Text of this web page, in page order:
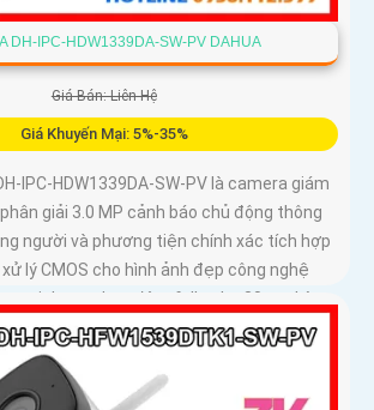
DH-IPC-HDW1339DA-SW-PV DAHUA
Giá Bán: Liên Hệ
Giá Khuyến Mại: 5%-35%
IPC-HDW1339DA-SW-PV là camera giám
giải 3.0 MP cảnh báo chủ động thông
người và phương tiện chính xác tích hợp
lý CMOS cho hình ảnh đẹp công nghệ
minh xem ban đêm full color 30m, phù
đình, văn phòng, cửa hàng,